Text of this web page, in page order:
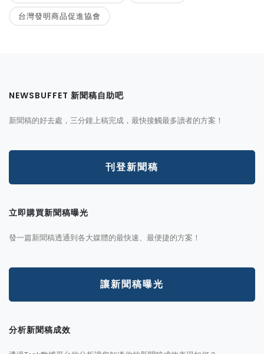
台灣發明商品促進協會
NEWSBUFFET 新聞稿自助吧
新聞稿的好去處，三分鐘上稿完成，最快接觸最多讀者的方案！
刊登新聞稿
立即購買新聞稿曝光
發一篇新聞稿透通到各大媒體的最快速、最便捷的方案！
讓新聞稿曝光
分析新聞稿成效